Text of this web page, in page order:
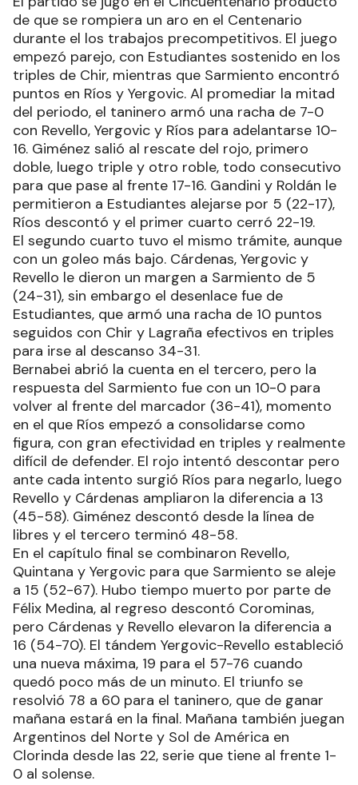
de que se rompiera un aro en el Centenario
durante el los trabajos precompetitivos. El juego
empezó parejo, con Estudiantes sostenido en los
triples de Chir, mientras que Sarmiento encontró
puntos en Ríos y Yergovic. Al promediar la mitad
del periodo, el taninero armó una racha de 7-0
con Revello, Yergovic y Ríos para adelantarse 10-
16. Giménez salió al rescate del rojo, primero
doble, luego triple y otro roble, todo consecutivo
para que pase al frente 17-16. Gandini y Roldán le
permitieron a Estudiantes alejarse por 5 (22-17),
Ríos descontó y el primer cuarto cerró 22-19.
El segundo cuarto tuvo el mismo trámite, aunque
con un goleo más bajo. Cárdenas, Yergovic y
Revello le dieron un margen a Sarmiento de 5
(24-31), sin embargo el desenlace fue de
Estudiantes, que armó una racha de 10 puntos
seguidos con Chir y Lagraña efectivos en triples
para irse al descanso 34-31.
Bernabei abrió la cuenta en el tercero, pero la
respuesta del Sarmiento fue con un 10-0 para
volver al frente del marcador (36-41), momento
en el que Ríos empezó a consolidarse como
figura, con gran efectividad en triples y realmente
difícil de defender. El rojo intentó descontar pero
ante cada intento surgió Ríos para negarlo, luego
Revello y Cárdenas ampliaron la diferencia a 13
(45-58). Giménez descontó desde la línea de
libres y el tercero terminó 48-58.
En el capítulo final se combinaron Revello,
Quintana y Yergovic para que Sarmiento se aleje
a 15 (52-67). Hubo tiempo muerto por parte de
Félix Medina, al regreso descontó Corominas,
pero Cárdenas y Revello elevaron la diferencia a
16 (54-70). El tándem Yergovic-Revello estableció
una nueva máxima, 19 para el 57-76 cuando
quedó poco más de un minuto. El triunfo se
resolvió 78 a 60 para el taninero, que de ganar
mañana estará en la final. Mañana también juegan
Argentinos del Norte y Sol de América en
Clorinda desde las 22, serie que tiene al frente 1-
0 al solense.